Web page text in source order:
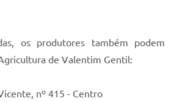
os produtores também podem
de Valentim Gentil:
nº 415 - Centro